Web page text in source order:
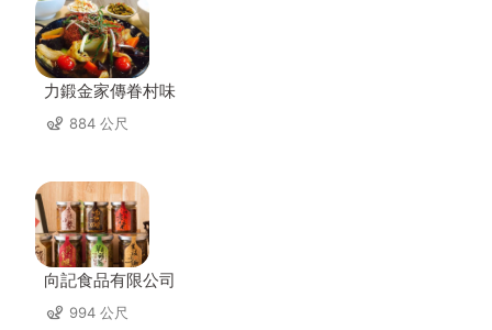
力鍛金家傳眷村味
884 公尺
向記食品有限公司
994 公尺